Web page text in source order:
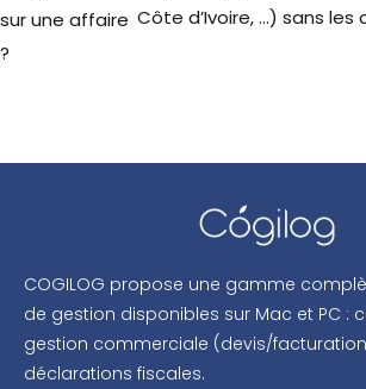
sur une affaire
?
Côte d’Ivoire, …) sans les
COGILOG propose une gamme
de gestion disponibles sur Mac et PC :
gestion commerciale (devis/
déclarations fiscales.